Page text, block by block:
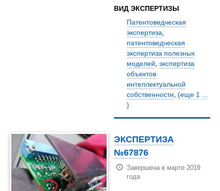
ВИД ЭКСПЕРТИЗЫ
Патентоведческая
экспертиза,
патентоведческая
экспертиза полезных
моделей,экспертиза
объектов
интеллектуальной
собственности,(еще 1 ...
)
ЭКСПЕРТИЗА
№67876
Завершена в марте 2019
года